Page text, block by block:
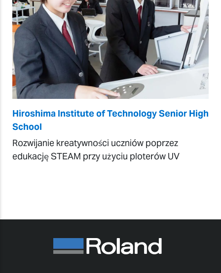
Hiroshima Institute of Technology Senior High
School
Rozwijanie kreatywności uczniów poprzez
edukację STEAM przy użyciu ploterów UV